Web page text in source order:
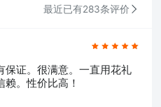
最近已有283条评价
保证。很满意。一直用花礼
。性价比高！